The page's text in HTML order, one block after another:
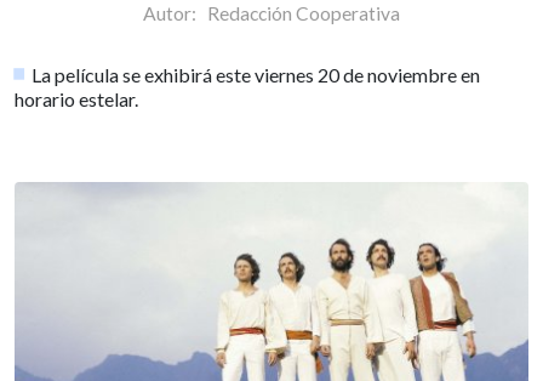
Autor: Redacción Cooperativa
La película se exhibirá este viernes 20 de noviembre en
horario estelar.